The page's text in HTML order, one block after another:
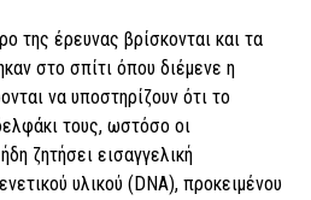
της έρευνας βρίσκονται και τα
στο σπίτι όπου διέμενε η
να υποστηρίζουν ότι το
τους, ωστόσο οι
ζητήσει εισαγγελική
υλικού (DNA), προκειμένου